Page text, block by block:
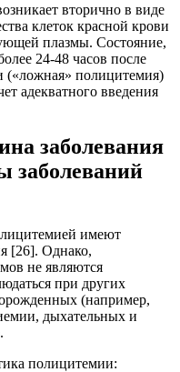
вторично в виде
клеток красной крови
плазмы. Состояние,
24-48 часов после
(«ложная» полицитемия)
адекватного введения
заболевания
заболеваний
имеют
[26]. Однако,
не являются
при других
(например,
дыхательных и
полицитемии: